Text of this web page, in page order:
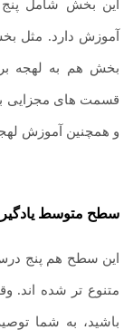
این بخش شامل
بخش هم به لهجه
قسمت های مجزایی
و همچنین آموزش
سطح متوسط
این سطح هم پنج
متنوع تر شده اند.
باشید، به شما